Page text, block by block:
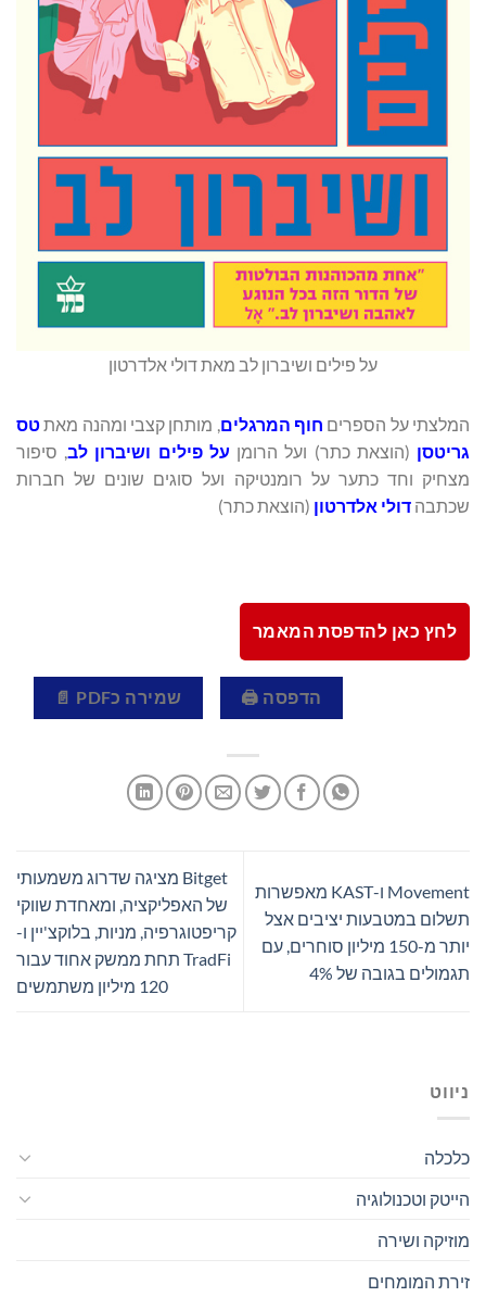
על פילים ושיברון לב מאת דולי אלדרטון
המלצתי על הספרים חוף המרגלים, מותחן קצבי ומהנה מאתטס
גריטסן (הוצאת כתר) ועל הרומן על פילים ושיברון לב, סיפור
מצחיק וחד כתער על רומנטיקה ועל סוגים שונים של חברות
שכתבה דולי אלדרטון (הוצאת כתר)
לחץ כאן להדפסת המאמר
הדפסה 🖨 שמירה כPDF 📄
Movement ו-KAST מאפשרות
תשלום במטבעות יציבים אצל
יותר מ-150 מיליון סוחרים, עם
תגמולים בגובה של 4%
Bitget מציגה שדרוג משמעותי
של האפליקציה, ומאחדת שווקי
קריפטוגרפיה, מניות, בלוקצ'יין ו-
TradFi תחת ממשק אחוד עבור
120 מיליון משתמשים
ניווט
כלכלה
הייטק וטכנולוגיה
מוזיקה ושירה
זירת המומחים